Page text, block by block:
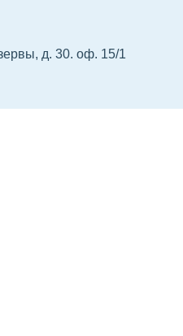
д. 30. оф. 15/1